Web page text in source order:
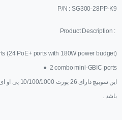
P/N : SG300-28PP-K9
Product Description :
(24 PoE+ ports with 180W power budget)
● 2 combo mini-GBIC ports
باشد .